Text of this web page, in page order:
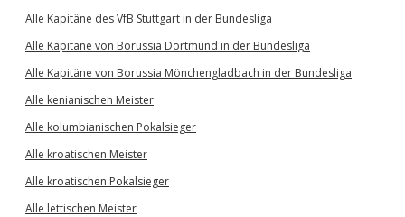
Alle Kapitäne des VfB Stuttgart in der Bundesliga
Alle Kapitäne von Borussia Dortmund in der Bundesliga
Alle Kapitäne von Borussia Mönchengladbach in der Bundesliga
Alle kenianischen Meister
Alle kolumbianischen Pokalsieger
Alle kroatischen Meister
Alle kroatischen Pokalsieger
Alle lettischen Meister